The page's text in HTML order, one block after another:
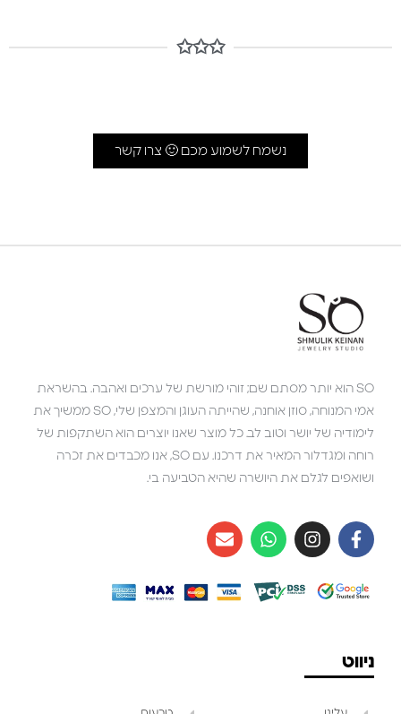
✩✩✩
נשמח לשמוע מכם 🙂 צרו קשר
SO הוא יותר מסתם שם; זוהי מורשת של ערכים ואהבה. בהשראת
אמי המנוחה, סוזן אוחנה, שהייתה העוגן והמצפן שלי, SO ממשיך את
לימודיה של יושר וטוב לב. כל מוצר שאנו יוצרים הוא השתקפות של
רוחה ומגדלור המאיר את דרכנו. עם SO, אנו מכבדים את זכרה
ושואפים לגלם את היושרה שהיא הטביעה בי.
ניווט